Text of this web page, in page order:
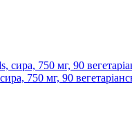
750 мг, 90